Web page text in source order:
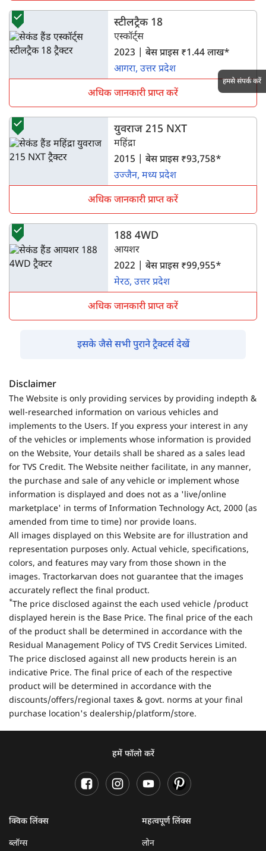
स्टीलट्रैक 18
एस्कॉर्ट्स
2023 | बेस प्राइस ₹1.44 लाख*
आगरा, उत्तर प्रदेश
अधिक जानकारी प्राप्त करें
युवराज 215 NXT
महिंद्रा
2015 | बेस प्राइस ₹93,758*
उज्जैन, मध्य प्रदेश
अधिक जानकारी प्राप्त करें
188 4WD
आयशर
2022 | बेस प्राइस ₹99,955*
मेरठ, उत्तर प्रदेश
अधिक जानकारी प्राप्त करें
इसके जैसे सभी पुराने ट्रैक्टर्स देखें
Disclaimer
The Website is only providing services by providing indepth &
well-researched information on various vehicles and
implements to the Users. If you express your interest in any
of the vehicles or implements whose information is provided
on the Website, Your details shall be shared as a sales lead
for TVS Credit. The Website neither facilitate, in any manner,
the purchase and sale of any vehicle or implement whose
information is displayed and does not as a 'live/online
marketplace' in terms of Information Technology Act, 2000 (as
amended from time to time) nor provide loans.
All images displayed on this Website are for illustration and
representation purposes only. Actual vehicle, specifications,
colors, and features may vary from those shown in the
images. Tractorkarvan does not guarantee that the images
accurately reflect the final product.
*The price disclosed against the each used vehicle /product
displayed herein is the Base Price. The final price of the each
of the product shall be determined in accordance with the
Residual Management Policy of TVS Credit Services Limited.
The price disclosed against all new products herein is an
indicative Price. The final price of each of the respective
product will be determined in accordance with the
discounts/offers/regional taxes & govt. norms at your final
purchase location's dealership/platform/store.
हमें फॉलो करें
क्विक लिंक्स
ब्लॉग्स
महत्वपूर्ण लिंक्स
लोन
हमसे संपर्क करें